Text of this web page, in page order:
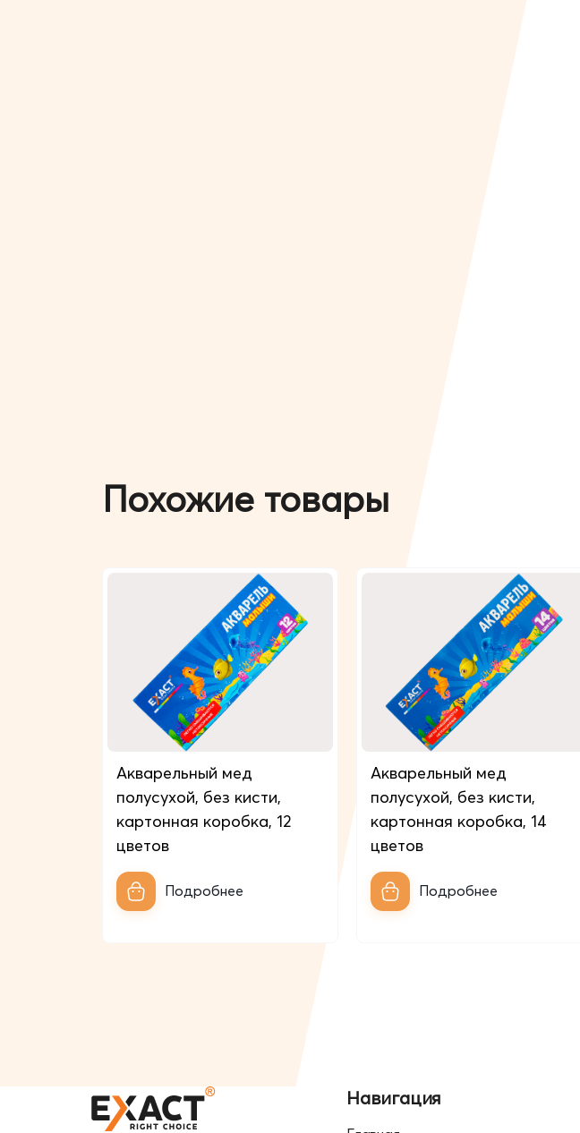
Похожие товары
Акварельный мед
полусухой, без кисти,
картонная коробкa, 12
цветов
Подробнее
Акварельный мед
полусухой, без кисти,
картонная коробкa, 14
цветов
Подробнее
Навигация